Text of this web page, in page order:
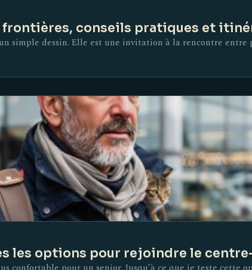
frontières, conseils pratiques et
simple dessin. Elle est une invitation à la rencontre
les options pour rejoindre le